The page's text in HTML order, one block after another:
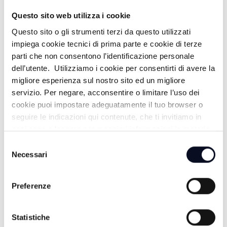
Questo sito web utilizza i cookie
Questo sito o gli strumenti terzi da questo utilizzati
impiega cookie tecnici di prima parte e cookie di terze
parti che non consentono l’identificazione personale
dell’utente. Utilizziamo i cookie per consentirti di avere la
migliore esperienza sul nostro sito ed un migliore
servizio. Per negare, acconsentire o limitare l’uso dei
cookie puoi impostare adeguatamente il tuo browser o
seguire le indicazioni qui contenute, che ti invitiamo in
ogni caso a leggere per maggiori informazioni in materia
delNecessari
Preferenze
Statistiche
VOX POPULI CESENA,UN PATRIMONIO
DI BELLEZZA del 01/12/2022
3 ANNI FA
VOX POPULI SALTO NEL BUIO del
3 ANNI FA
del 21/04/2022